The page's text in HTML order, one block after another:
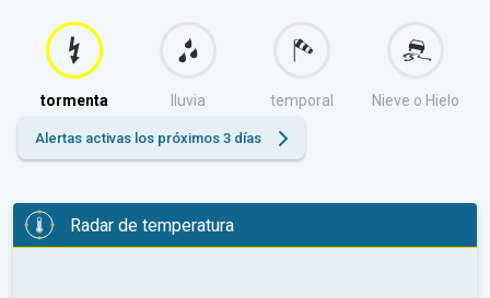
tormenta lluvia temporal Nieve o Hielo
Alertas activas los próximos 3 días
Radar de temperatura